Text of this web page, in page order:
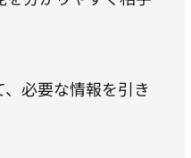
必要な情報を引き